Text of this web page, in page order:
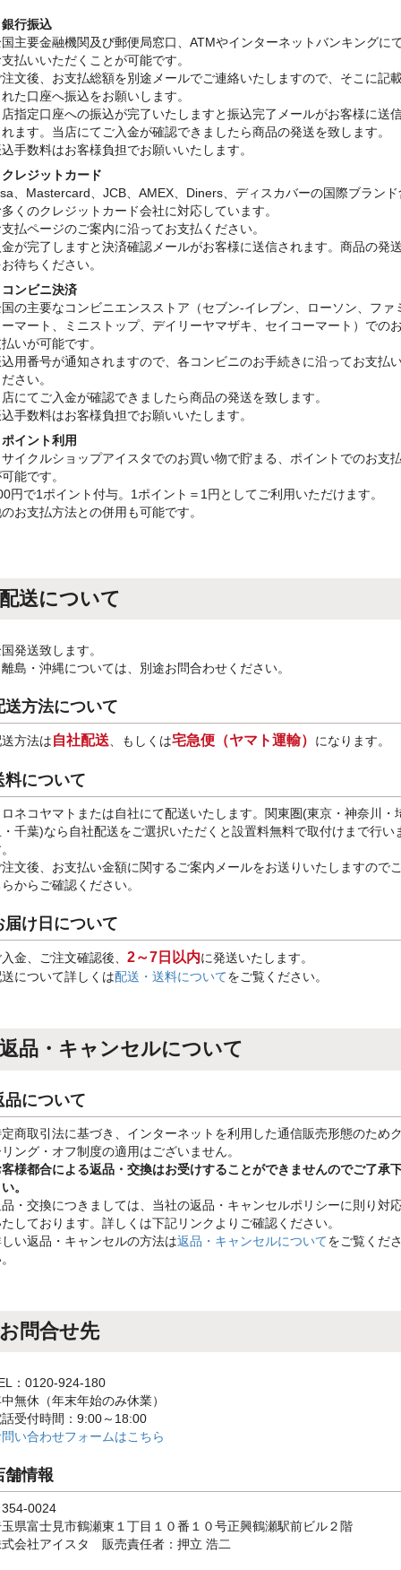
行振込
主要金融機関及び郵便局窓口、ATMやインターネットバンキングに
払いいただくことが可能です。
文後、お支払総額を別途メールでご連絡いたしますので、そこに記
た口座へ振込をお願いします。
指定口座への振込が完了いたしますと振込完了メールがお客様に送
ます。当店にてご入金が確認できましたら商品の発送を致します。
手数料はお客様負担でお願いいたします。
レジットカード
、Mastercard、JCB、AMEX、Diners、ディスカバーの国際ブランド
くのクレジットカード会社に対応しています。
払ページのご案内に沿ってお支払ください。
が完了しますと決済確認メールがお客様に送信されます。商品の発
待ちください。
ンビニ決済
の主要なコンビニエンスストア（セブン-イレブン、ローソン、ファ
マート、ミニストップ、デイリーヤマザキ、セイコーマート）での
いが可能です。
用番号が通知されますので、各コンビニのお手続きに沿ってお支払
さい。
にてご入金が確認できましたら商品の発送を致します。
手数料はお客様負担でお願いいたします。
イント利用
イクルショップアイスタでのお買い物で貯まる、ポイントでのお支
能です。
円で1ポイント付与。1ポイント＝1円としてご利用いただけます。
お支払方法との併用も可能です。
配送について
発送致します。
島・沖縄については、別途お問合わせください。
送方法について
方法は自社配送、もしくは宅急便（ヤマト運輸） になります。
料について
ネコヤマトまたは自社にて配送いたします。関東圏(東京・神奈川・
千葉)なら自社配送をご選択いただくと設置料無料で取付けまで行い
文後、お支払い金額に関するご案内メールをお送りいたしますので
からご確認ください。
届け日について
金、ご注文確認後、 2～7日以内に発送いたします。
について詳しくは配送・送料についてをご覧ください。
返品・キャンセルについて
品について
商取引法に基づき、インターネットを利用した通信販売形態のため
ング・オフ制度の適用はございません。
様都合による返品・交換はお受けすることができませんのでご了承
。
・交換につきましては、当社の返品・キャンセルポリシーに則り対
しております。詳しくは下記リンクよりご確認ください。
い返品・キャンセルの方法は返品・キャンセルについてをご覧くだ
お問合せ先
：0120-924-180
無休（年末年始のみ休業）
受付時間：9:00～18:00
い合わせフォームはこちら
舗情報
0024
県富士見市鶴瀬東１丁目１０番１０号正興鶴瀬駅前ビル２階
会社アイスタ 販売責任者：押立 浩二